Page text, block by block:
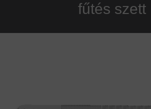
fűtés szett